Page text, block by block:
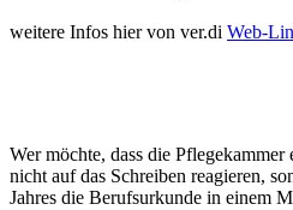
weitere Infos hier von ver.di Web-
Wer möchte, dass die
nicht auf das Schreiben reagieren,
Jahres die Berufsurkunde in einem